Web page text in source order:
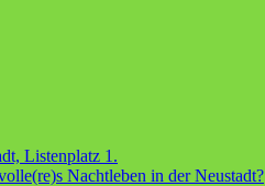
Listenplatz 1.
Nachtleben in der Neustadt?